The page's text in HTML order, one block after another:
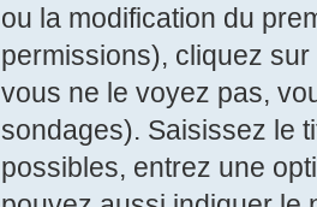
ou la modification du
permissions), cliquez sur
vous ne le voyez pas,
sondages). Saisissez le
possibles, entrez une